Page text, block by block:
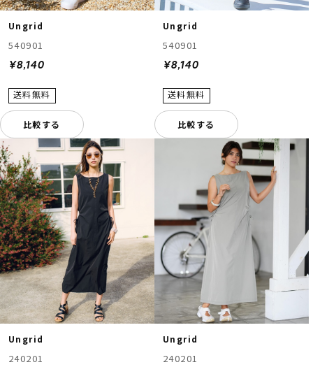
Ungrid
540901
¥8,140
比較する
Ungrid
540901
¥8,140
比較する
Ungrid
240201
Ungrid
240201